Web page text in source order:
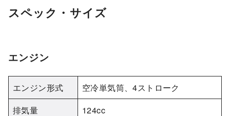
スペック・サイズ
エンジン
エンジン形式
空冷単気筒、4ストローク
排気量
124cc